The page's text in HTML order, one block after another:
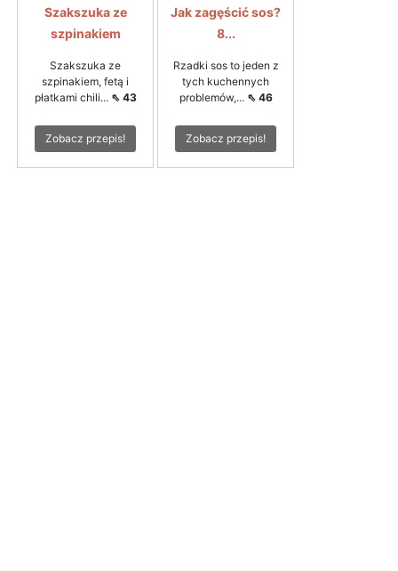
Szakszuka ze
szpinakiem
Szakszuka ze
szpinakiem, fetą i
płatkami chili... ⇖ 43
Zobacz przepis!
Jak zagęścić sos?
8...
Rzadki sos to jeden z
tych kuchennych
problemów,... ⇖ 46
Zobacz przepis!